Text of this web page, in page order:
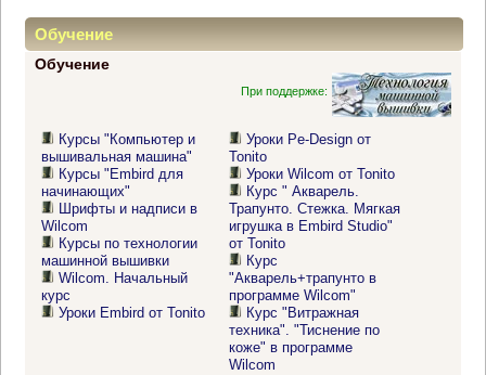
Обучение
Обучение
При поддержке:
Курсы "Компьютер и
вышивальная машина"
Курсы "Embird для
начинающих"
Шрифты и надписи в
Wilcom
Курсы по технологии
машинной вышивки
Wilcom. Начальный
курс
Уроки Embird от Tonito
Уроки Pe-Design от
Tonito
Уроки Wilcom от Tonito
Курс " Акварель.
Трапунто. Стежка. Мягкая
игрушка в Embird Studio"
от Tonito
Курс
"Акварель+трапунто в
программе Wilcom"
Курс "Витражная
техника". "Тиснение по
коже" в программе
Wilcom